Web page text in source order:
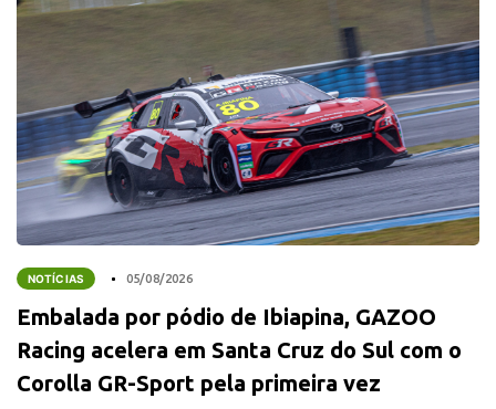
NOTÍCIAS 05/08/2026
Embalada por pódio de Ibiapina, GAZOO
Racing acelera em Santa Cruz do Sul com o
Corolla GR-Sport pela primeira vez